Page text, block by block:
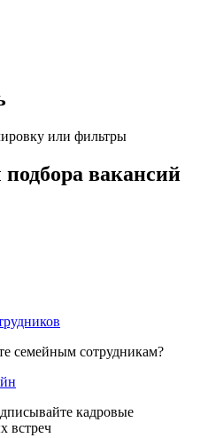
или фильтры
вакансий
семейным сотрудникам?
кадровые
встреч